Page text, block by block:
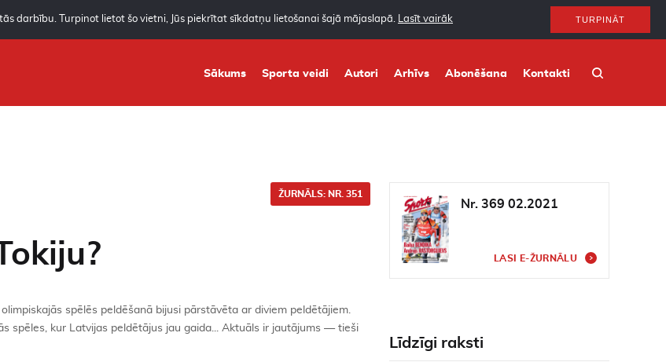
darbību. Turpinot lietot šo vietni, Jūs piekrītat sīkdatņu lietošanai šajā mājaslapā. Lasīt vairāk TURPINĀT
Sākums Sporta veidi Autori Arhīvs Abonēšana Kontakti
ŽURNĀLS: NR. 351
spēlēs peldēšanā bijusi pārstāvēta ar diviem peldētājiem.
spēles, kur Latvijas peldētājus jau gaida... Aktuāls ir jautājums — tieši
Nr. 369 02.2021
LASI E-ŽURNĀLU
Līdzīgi raksti